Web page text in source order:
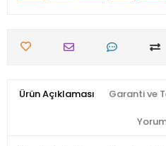
Ürün Açıklaması Garanti ve